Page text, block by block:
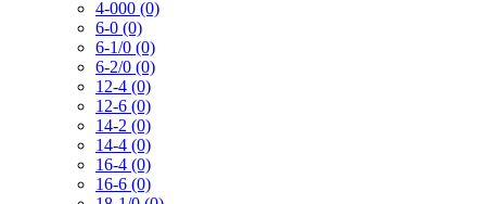
4-000 (0)
6-0 (0)
6-1/0 (0)
6-2/0 (0)
12-4 (0)
12-6 (0)
14-2 (0)
14-4 (0)
16-4 (0)
16-6 (0)